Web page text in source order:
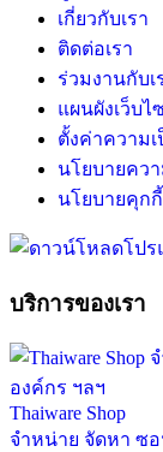
เกี่ยวกับเรา
ติดต่อเรา
ร่วมงานกับเ
แผนผังเว็บไ
ตั้งค่าความ
นโยบายคว
นโยบายคุกกี้
บริการของเรา
Thaiware Shop
จำหน่าย จัดหา ซ